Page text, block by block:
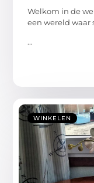
Welkom in de
een wereld waar
...
WINKELEN